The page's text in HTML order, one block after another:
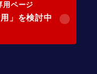
用ページ
」を検討中